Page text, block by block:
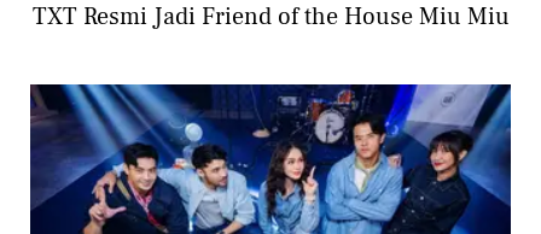
TXT Resmi Jadi Friend of the House Miu Miu